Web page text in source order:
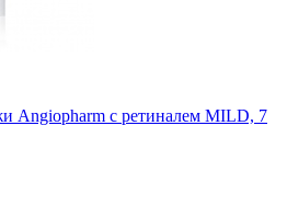
Angiopharm с ретиналем MILD, 7